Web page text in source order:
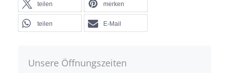
teilen merken
teilen E-Mail
Unsere Öffnungszeiten